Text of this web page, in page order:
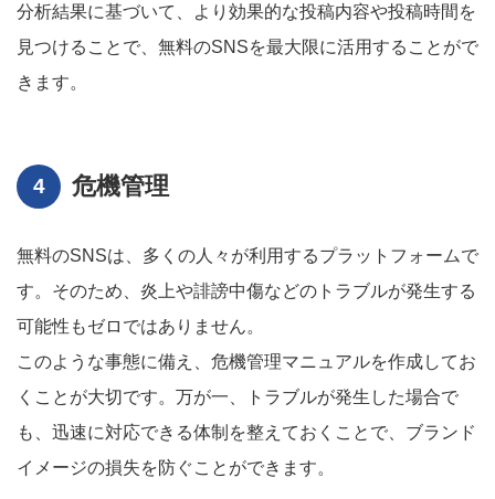
分析結果に基づいて、より効果的な投稿内容や投稿時間を
見つけることで、無料のSNSを最大限に活用することがで
きます。
危機管理
無料のSNSは、多くの人々が利用するプラットフォームで
す。そのため、炎上や誹謗中傷などのトラブルが発生する
可能性もゼロではありません。
このような事態に備え、危機管理マニュアルを作成してお
くことが大切です。万が一、トラブルが発生した場合で
も、迅速に対応できる体制を整えておくことで、ブランド
イメージの損失を防ぐことができます。